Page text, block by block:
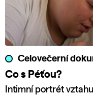
Celovečerní
Co s Péťou?
Intimní portrét